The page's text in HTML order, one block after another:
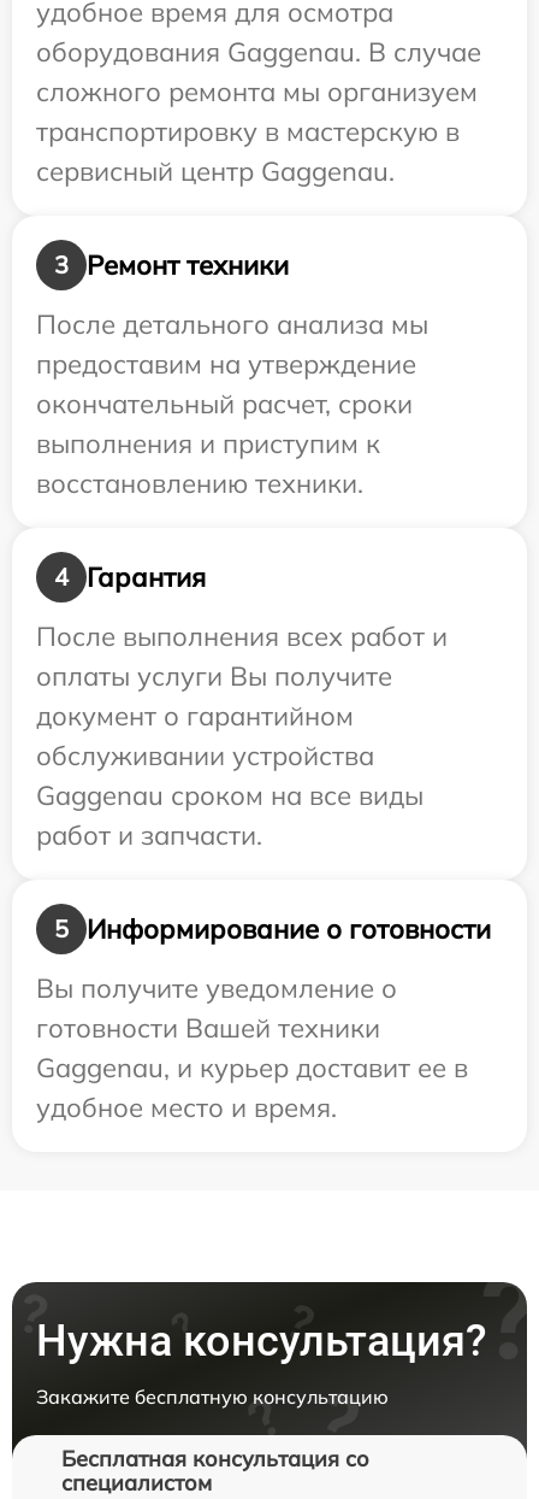
удобное время для осмотра
оборудования Gaggenau. В случае
сложного ремонта мы организуем
транспортировку в мастерскую в
сервисный центр Gaggenau.
3
Ремонт техники
После детального анализа мы
предоставим на утверждение
окончательный расчет, сроки
выполнения и приступим к
восстановлению техники.
4
Гарантия
После выполнения всех работ и
оплаты услуги Вы получите
документ о гарантийном
обслуживании устройства
Gaggenau сроком на все виды
работ и запчасти.
5
Информирование о готовности
Вы получите уведомление о
готовности Вашей техники
Gaggenau, и курьер доставит ее в
удобное место и время.
Нужна консультация?
Закажите бесплатную консультацию
Бесплатная консультация со
специалистом